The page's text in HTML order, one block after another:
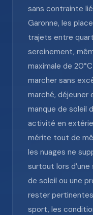
sans contrainte
Garonne, les
trajets entre
sereinement,
maximale de
marcher sans
marché, déjeuner
manque de soleil
activité en
mérite tout de
les nuages ne
surtout lors
de soleil ou une
rester pertinentes
sport, les